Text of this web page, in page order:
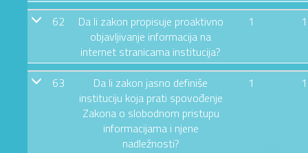
62
Da li zakon propisuje proaktivno
objavljivanje informacija na
internet stranicama institucija?
1 1
63
Da li zakon jasno definiše
instituciju koja prati spovođenje
Zakona o slobodnom pristupu
informacijama i njene
nadležnosti?
1 1